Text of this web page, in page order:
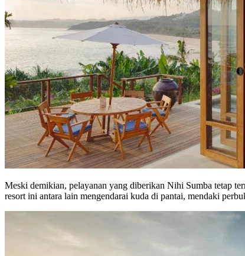
Meski demikian, pelayanan yang diberikan Nihi Sumba tetap
resort ini antara lain mengendarai kuda di pantai, mendaki